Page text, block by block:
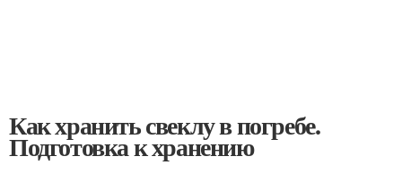
Как хранить свеклу в погребе.
Подготовка к хранению